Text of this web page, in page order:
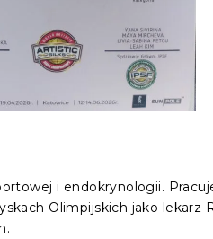
i endokrynologii.
Olimpijskich jako lekarz